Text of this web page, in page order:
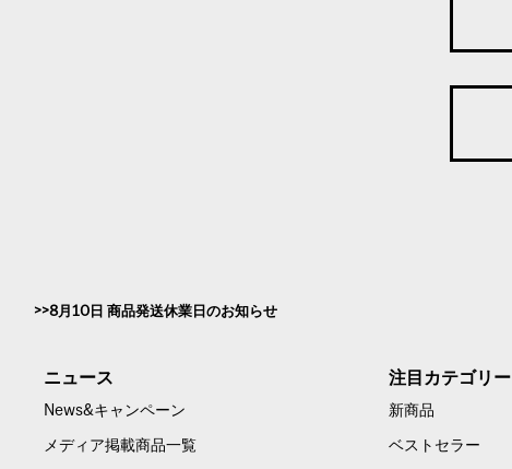
8月10日 商品発送休業日のお知らせ
ニュース
News&キャンペーン
メディア掲載商品一覧
注目カテゴリー
新商品
ベストセラー